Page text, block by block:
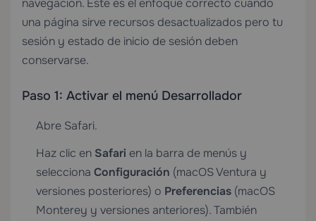
navegación. Este es el enfoque correcto cuando
una página sirve recursos desactualizados pero tu
sesión y estado de inicio de sesión deben
conservarse.
Paso 1: Activar el menú Desarrollador
Abre Safari.
Haz clic en Safari en la barra de menús y
selecciona Configuración (macOS Ventura y
versiones posteriores) o Preferencias (macOS
Monterey y versiones anteriores). También